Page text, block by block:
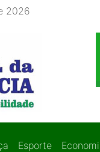
2026
Esporte